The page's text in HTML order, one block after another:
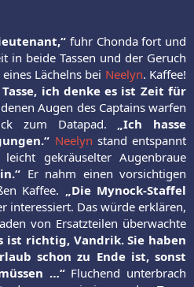
fuhr Chonda fort und
in beide Tassen und der Geruch
Lächelns bei Neelyn. Kaffee!
ich denke es ist Zeit für
Augen des Captains warfen
zum Datapad. „Ich hasse
Neelyn stand entspannt
gekräuselter Augenbraue
Er nahm einen vorsichtigen
Kaffee. „Die Mynock-Staffel
interessiert. Das würde erklären,
von Ersatzteilen überwachte
ist richtig, Vandrik. Sie haben
schon zu Ende ist, sonst
…“Fluchend unterbrach